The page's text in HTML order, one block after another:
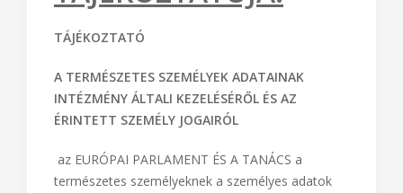
TÁJÉKOZTATÓ
A TERMÉSZETES SZEMÉLYEK ADATAINAK
INTÉZMÉNY ÁLTALI KEZELÉSÉRŐL ÉS AZ
ÉRINTETT SZEMÉLY JOGAIRÓL
az EURÓPAI PARLAMENT ÉS A TANÁCS a
természetes személyeknek a személyes adatok